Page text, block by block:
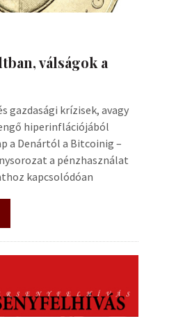
válságok a
gazdasági krízisek, avagy
hiperinflációjából
a Denártól a Bitcoinig –
a pénzhasználat
kapcsolódóan